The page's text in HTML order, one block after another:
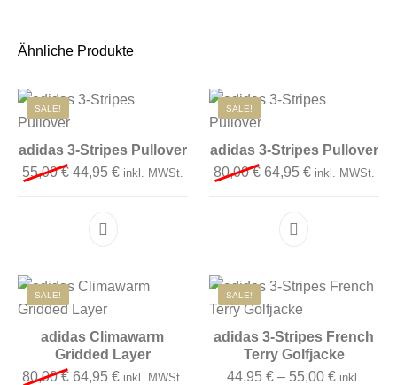
Ähnliche Produkte
SALE!
adidas 3-Stripes Pullover
55,00€ Ursprünglicher Preis war: 55,00 €
44,95€Aktueller Preis ist: 44,95 €.
inkl. MWSt.
Dieses Produkt weist mehrere Varianten auf.
SALE!
adidas 3-Stripes Pullover
80,00€ Ursprünglicher Preis
64,95 €Aktueller
inkl. MWSt.
Dieses Produkt
SALE!
adidas Climawarm
Gridded Layer
80,00€ Ursprünglicher Preis war: 80,00 €
64,95€Aktueller Preis ist: 64,95 €.
inkl. MWSt.
SALE!
adidas 3-Stripes French
Terry Golfjacke
44,95€ – 55,00€ inkl.